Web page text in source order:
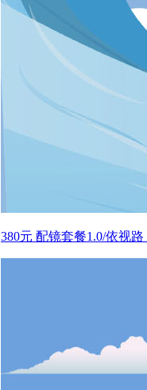
380元 配镜套餐1.0/依视